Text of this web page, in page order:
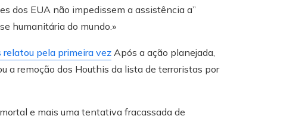
dos EUA não impedissem a assistência a”
humanitária do mundo.»
pela primeira vez Após a ação planejada,
a remoção dos Houthis da lista de terroristas por
e mais uma tentativa fracassada de